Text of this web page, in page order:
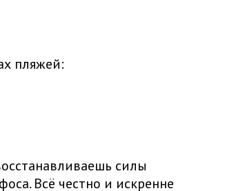
пляжей:
силы
Всё честно и искренне